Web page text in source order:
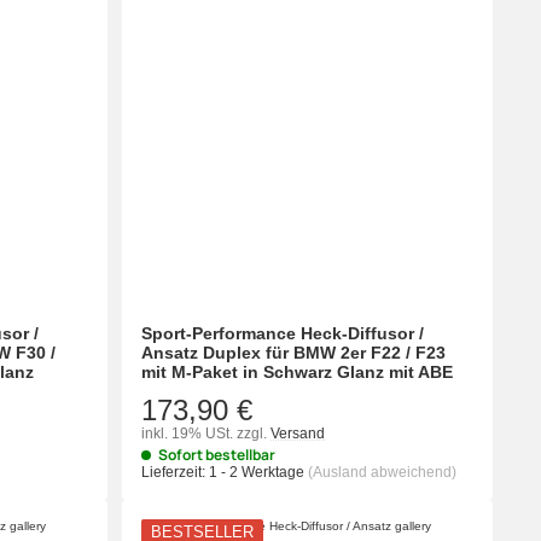
/
F30 /
Sport-Performance Heck-Diffusor /
Ansatz Duplex für BMW 2er F22 / F23
mit M-Paket in Schwarz Glanz mit ABE
173,90 €
inkl. 19% USt. zzgl. Versand
Sofort bestellbar
Lieferzeit: 1 - 2 Werktage (Ausland abweichend)
BESTSELLER